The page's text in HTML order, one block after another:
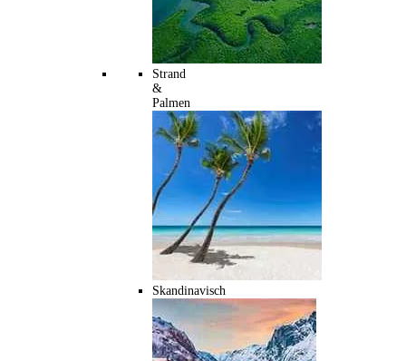
Strand
&
Palmen
Skandinavisch